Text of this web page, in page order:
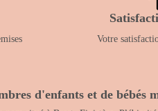
Votre
d'enfants et de bébés